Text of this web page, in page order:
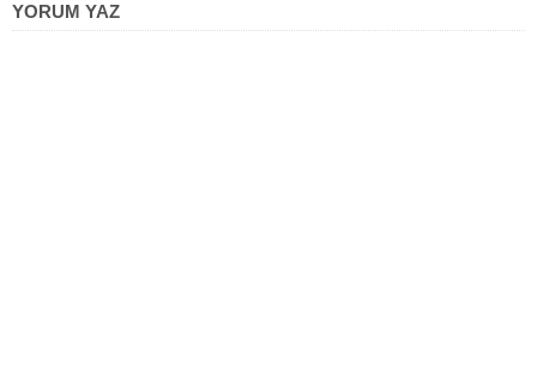
YORUM YAZ